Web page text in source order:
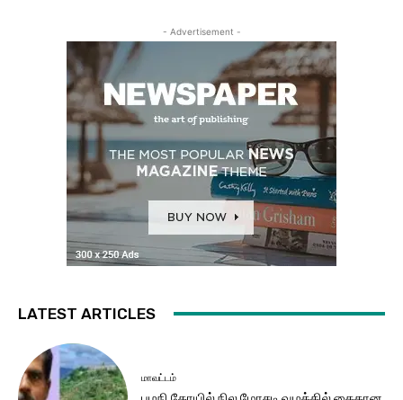
- Advertisement -
LATEST ARTICLES
மாவட்டம்